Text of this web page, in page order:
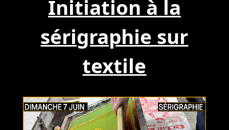
Initiation à la
sérigraphie sur
textile